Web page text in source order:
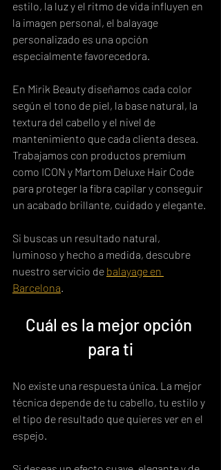
estilo, la luz y el ritmo de vida influyen en
la imagen personal, el balayage
personalizado es una opción
especialmente favorecedora.
En Mirik Beauty diseñamos cada color
según el tono de piel, la base natural, la
textura del cabello y el nivel de
mantenimiento que cada clienta desea.
Trabajamos con productos premium
como ICON y Martom Deluxe Hair Code
para proteger la fibra capilar y conseguir
un acabado brillante, cuidado y elegante.
Si buscas un resultado natural,
luminoso y hecho a medida, descubre
nuestro servicio de balayage en
Barcelona.
Cuál es la mejor opción
para ti
No existe una respuesta única. La mejor
técnica depende de tu cabello, tu estilo y
el tipo de resultado que quieres ver en el
espejo.